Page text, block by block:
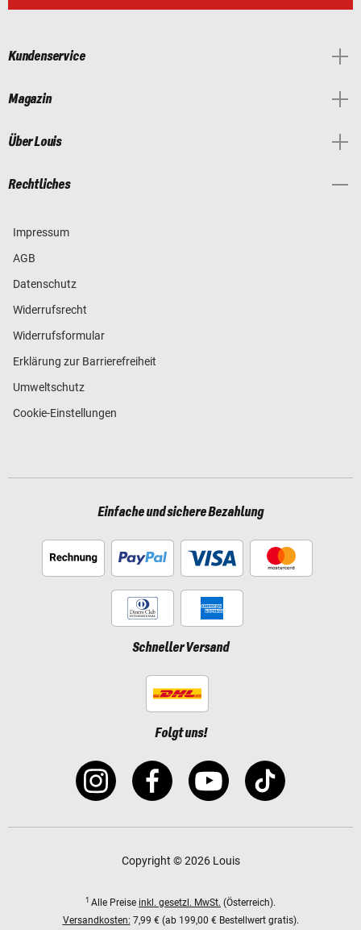
Kundenservice
Magazin
Über Louis
Rechtliches
Impressum
AGB
Datenschutz
Widerrufsrecht
Widerrufsformular
Erklärung zur Barrierefreiheit
Umweltschutz
Cookie-Einstellungen
Einfache und sichere Bezahlung
Schneller Versand
Folgt uns!
Copyright © 2026 Louis
1 Alle Preise inkl. gesetzl. MwSt. (Österreich).
Versandkosten: 7,99 € (ab 199,00 € Bestellwert gratis).